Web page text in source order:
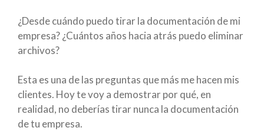
¿Desde cuándo puedo tirar la documentación de mi
empresa?¿Cuántos años hacia atrás puedo eliminar
archivos?
Esta es una de las preguntas que más me hacen mis
clientes. Hoy te voy a demostrar por qué, en
realidad, no deberías tirar nunca la documentación
de tu empresa.